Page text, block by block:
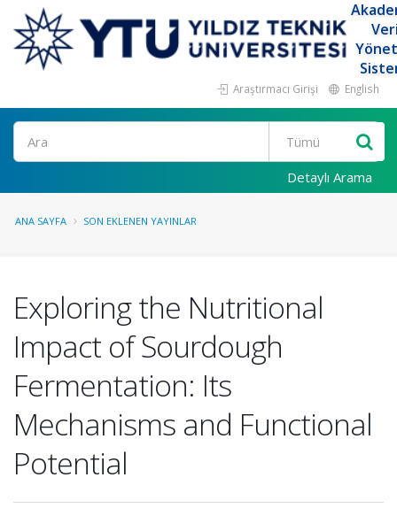
Araştırmacı Girişi English
Ara
Detaylı Arama
ANA SAYFA SON EKLENEN YAYINLAR
Exploring the Nutritional
Impact of Sourdough
Fermentation: Its
Mechanisms and Functional
Potential